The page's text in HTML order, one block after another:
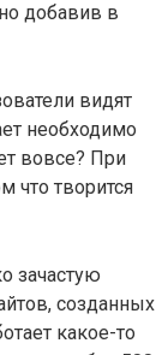
добавив в
видят
необходимо
вовсе? При
что творится
зачастую
созданных
какое-то